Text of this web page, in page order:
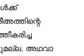
അഥവാ